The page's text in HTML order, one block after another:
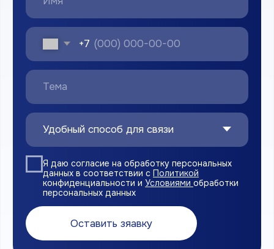
Главная
О компании
Каталог продукции
Доставка и оплата
Политика конфиденциальности
Согласие на обработку персональных данных
Правила использования cookies
ООО «РТС ПЛАСТИК»
© 2026. Все права защищены.
Торгово-промышленной палаты
РФ